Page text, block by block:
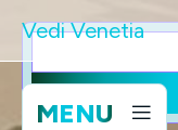
Vedi Venetia
MENU